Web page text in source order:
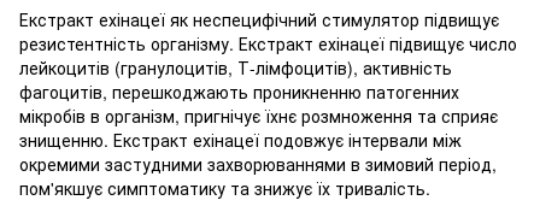
Екстракт ехінацеї як неспецифічний стимулятор підвищує
резистентність організму. Екстракт ехінацеї підвищує число
лейкоцитів (гранулоцитів, Т-лімфоцитів), активність
фагоцитів, перешкоджають проникненню патогенних
мікробів в організм, пригнічує їхнє розмноження та сприяє
знищенню. Екстракт ехінацеї подовжує інтервали між
окремими застудними захворюваннями в зимовий період,
пом'якшує симптоматику та знижує їх тривалість.